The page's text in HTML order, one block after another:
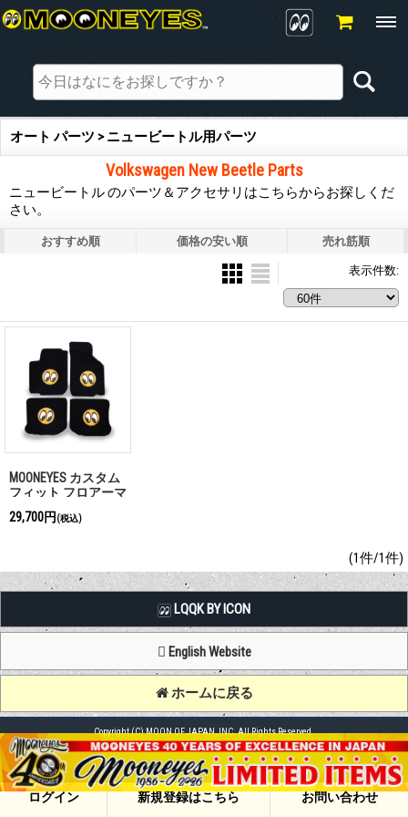
ログイン 新規登録はこちら お問い合わせ
オート パーツ > ニュービートル用パーツ
Volkswagen New Beetle Parts
ニュービートル のパーツ＆アクセサリはこちらからお探しくだ
さい。
おすすめ順 価格の安い順 売れ筋順
表示件数:
MOONEYES カスタム
フィット フロアーマ
（ブラック）
29,700円 (税込)
(1件/1件)
LQQK BY ICON
English Website
ホームに戻る
Copyright (C) MOON OF JAPAN, INC. All Rights Reserved.